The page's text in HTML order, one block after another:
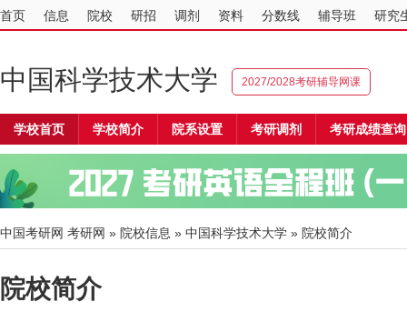
首页 信息 院校 研招 调剂 资料 分数线 辅导班 研究
中国科学技术大学 2027/2028考研辅导网课
学校首页 学校简介 院系设置 考研调剂 考研成绩查询
中国考研网 考研网 » 院校信息 » 中国科学技术大学 » 院校简介
院校简介